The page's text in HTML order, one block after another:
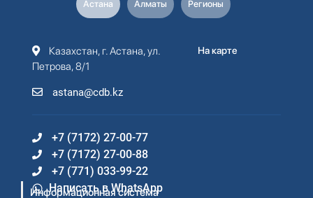
Астана Алматы Регионы
Казахстан, г. Астана, ул.
Петрова, 8/1
astana@cdb.kz
На карте
+7 (7172) 27-00-77
+7 (7172) 27-00-88
+7 (771) 033-99-22
Написать в WhatsApp
Информационная система